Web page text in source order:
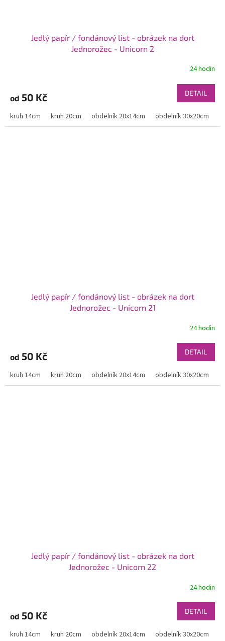
Jedlý papír / fondánový list - obrázek na dort
Jednorožec - Unicorn 2
24 hodin
od 50 Kč DETAIL
kruh 14cm kruh 20cm obdelník 20x14cm obdelník 30x20cm
Jedlý papír / fondánový list - obrázek na dort
Jednorožec - Unicorn 21
24 hodin
od 50 Kč DETAIL
kruh 14cm kruh 20cm obdelník 20x14cm obdelník 30x20cm
Jedlý papír / fondánový list - obrázek na dort
Jednorožec - Unicorn 22
24 hodin
od 50 Kč DETAIL
kruh 14cm kruh 20cm obdelník 20x14cm obdelník 30x20cm